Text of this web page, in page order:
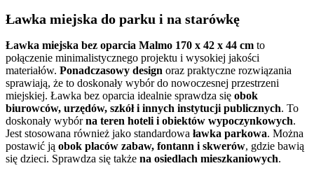
Ławka miejska do parku i na starówkę
Ławka miejska bez oparcia Malmo 170 x 42 x 44 cm to
połączenie minimalistycznego projektu i wysokiej jakości
materiałów. Ponadczasowy design oraz praktyczne rozwiązania
sprawiają, że to doskonały wybór do nowoczesnej przestrzeni
miejskiej. Ławka bez oparcia idealnie sprawdza się obok
biurowców, urzędów, szkół i innych instytucji publicznych. To
doskonały wybórna teren hoteli i obiektów wypoczynkowych.
Jest stosowana również jako standardowa ławka parkowa. Można
postawić ją obok placów zabaw, fontann i skwerów, gdzie bawią
się dzieci. Sprawdza się także na osiedlach mieszkaniowych.